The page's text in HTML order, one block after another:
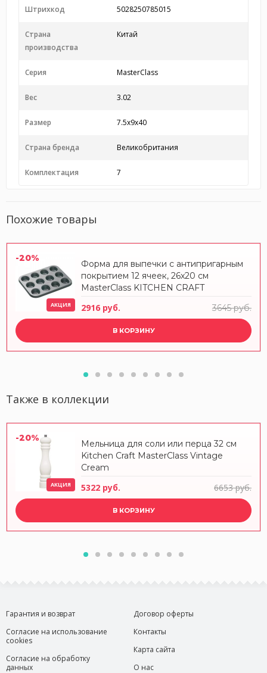
Штрихкод 5028250785015
Страна
производства
Китай
Серия MasterClass
Вес 3.02
Размер 7.5x9x40
Страна бренда Великобритания
Комплектация 7
Похожие товары
-20%
АКЦИЯ
Форма для выпечки с антипригарным
покрытием 12 ячеек, 26x20 см
MasterClass KITCHEN CRAFT
2916 руб. 3645 руб.
В КОРЗИНУ
Также в коллекции
-20%
АКЦИЯ
Мельница для соли или перца 32 см
Kitchen Craft MasterClass Vintage
Cream
5322 руб. 6653 руб.
В КОРЗИНУ
Гарантия и возврат
Согласие на использование
cookies
Согласие на обработку
данных
Договор оферты
Контакты
Карта сайта
О нас